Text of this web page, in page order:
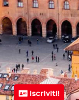
Iscriviti!